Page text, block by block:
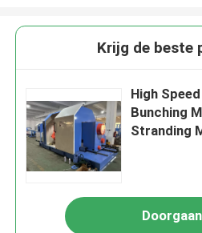
Krijg de beste
High
Bunching
Stranding
Doorgaan